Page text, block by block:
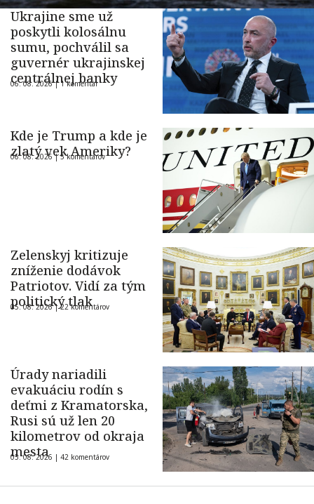
Ukrajine sme už
poskytli kolosálnu
sumu, pochválil sa
guvernér ukrajinskej
centrálnej banky
06. 08. 2026 |1 komentár
Kde je Trump a kde je
zlatý vek Ameriky?
06. 08. 2026 |5 komentárov
Zelenskyj kritizuje
zníženie dodávok
Patriotov. Vidí za tým
politický tlak
05. 08. 2026 |22 komentárov
Úrady nariadili
evakuáciu rodín s
deťmi z Kramatorska,
Rusi sú už len 20
kilometrov od okraja
mesta
05. 08. 2026 | 42 komentárov